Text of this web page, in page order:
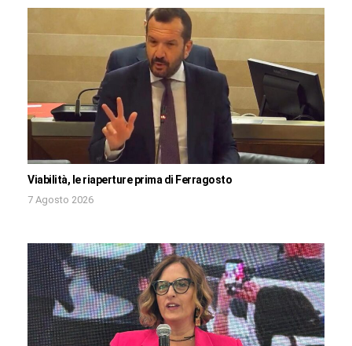
Viabilità, le riaperture prima di Ferragosto
7 Agosto 2026